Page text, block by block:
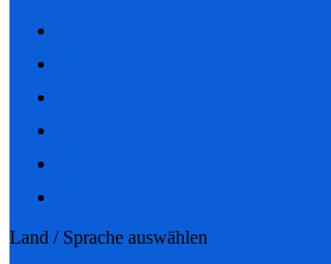
Land / Sprache auswählen